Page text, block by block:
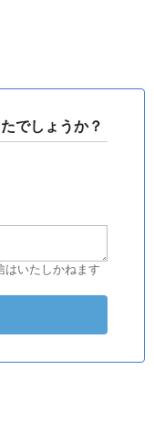
でしょうか？
はいたしかねます